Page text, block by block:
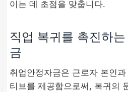
이는 데 초점을 맞춥니다.
직업 복귀를 촉진하
금
취업안정자금은 근로자 본인
티브를 제공함으로써, 복귀의